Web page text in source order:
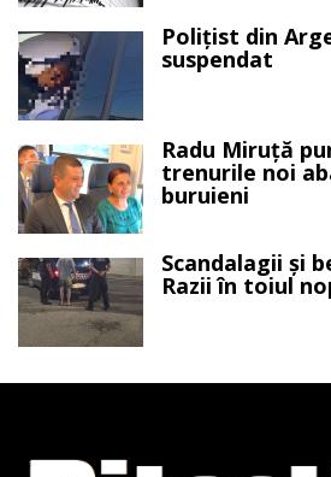
Polițist din
suspendat
Radu Miruță
trenurile noi
buruieni
Scandalagii și
Razii în toiul